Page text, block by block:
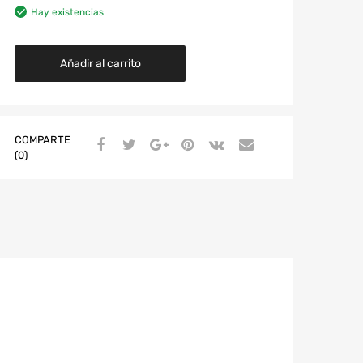
Hay existencias
Añadir al carrito
COMPARTE
(0)